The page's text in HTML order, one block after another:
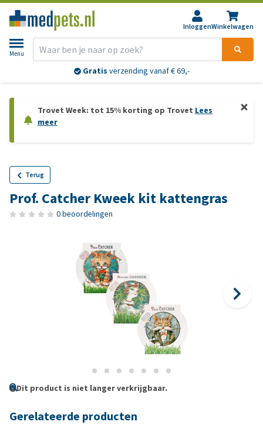
InloggenWinkelwagen
Menu
Gratis verzending vanaf € 69,-
Trovet Week: tot 15% korting op Trovet Lees
meer
Terug
Prof. Catcher Kweek kit kattengras
0 beoordelingen
Dit product is niet langer verkrijgbaar.
Gerelateerde producten